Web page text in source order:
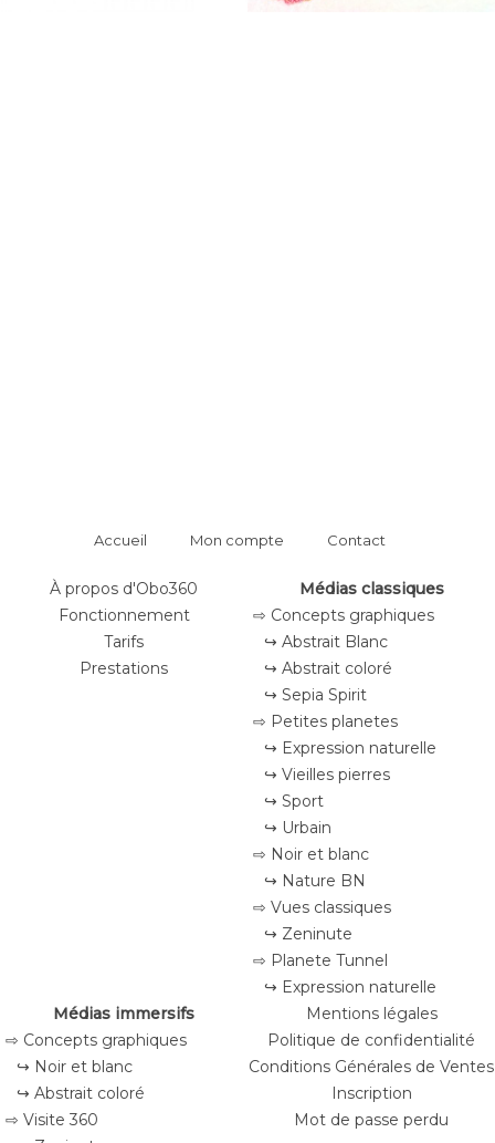
Accueil Mon compte Contact
À propos d'Obo360
Fonctionnement
Tarifs
Prestations
Médias classiques
⇨ Concepts graphiques
↪ Abstrait Blanc
↪ Abstrait coloré
↪ Sepia Spirit
⇨ Petites planetes
↪ Expression naturelle
↪ Vieilles pierres
↪ Sport
↪ Urbain
⇨ Noir et blanc
↪ Nature BN
⇨ Vues classiques
↪ Zeninute
⇨ Planete Tunnel
↪ Expression naturelle
Médias immersifs
⇨ Concepts graphiques
↪ Noir et blanc
↪ Abstrait coloré
⇨ Visite 360
Mentions légales
Politique de confidentialité
Conditions Générales de Ventes
Inscription
Mot de passe perdu